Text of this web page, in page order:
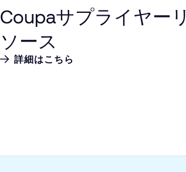
Coupaサプライヤーリ
ソース
詳細はこちら